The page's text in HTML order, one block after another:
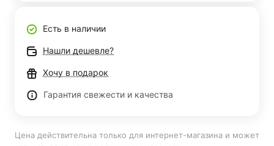
Есть в наличии
Нашли дешевле?
Хочу в подарок
Гарантия свежести и качества
Цена действительна только для интернет-магазина и может